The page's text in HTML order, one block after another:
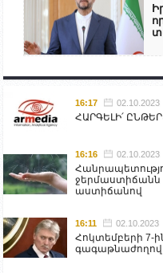
16:17 02.10.2023
ՀԱՐԳԵԼԻ՛
16:16 02.10.2023
աստիճանով
16:11 02.10.2023
Հոկտեմբերի 7-
գագաթնաժողով